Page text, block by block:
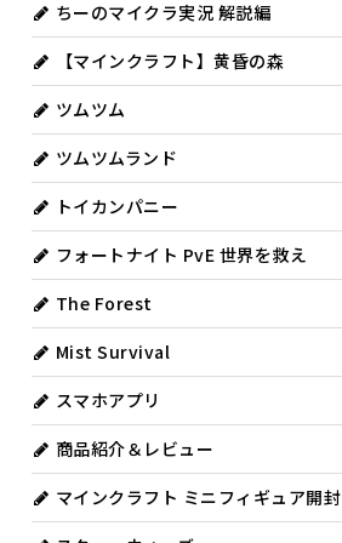
ちーのマイクラ実況 解説編
【マインクラフト】黄昏の森
ツムツム
ツムツムランド
トイカンパニー
フォートナイト PvE 世界を救え
The Forest
Mist Survival
スマホアプリ
商品紹介＆レビュー
マインクラフト ミニフィギュア開封